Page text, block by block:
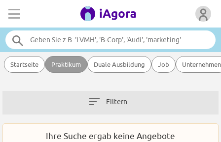
Startseite Praktikum Duale Ausbildung Job Unternehmen
Filtern
Ihre Suche ergab keine Angebote